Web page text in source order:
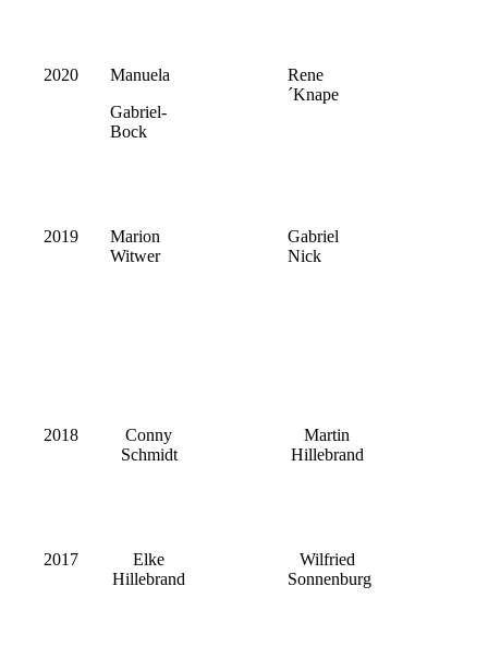
2020
Manuela
Gabriel-
Bock
Rene
´Knape
2019
Marion
Witwer
Gabriel
Nick
2018
Conny
Schmidt
Martin
Hillebrand
2017
Elke
Hillebrand
Wilfried
Sonnenburg